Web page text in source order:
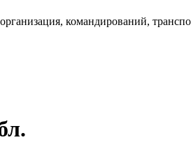
командирований,